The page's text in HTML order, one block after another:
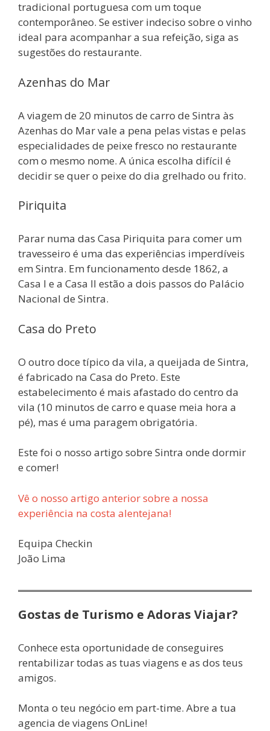
tradicional portuguesa com um toque
contemporâneo. Se estiver indeciso sobre o vinho
ideal para acompanhar a sua refeição, siga as
sugestões do restaurante.
Azenhas do Mar
A viagem de 20 minutos de carro de Sintra às
Azenhas do Mar vale a pena pelas vistas e pelas
especialidades de peixe fresco no restaurante
com o mesmo nome. A única escolha difícil é
decidir se quer o peixe do dia grelhado ou frito.
Piriquita
Parar numa das Casa Piriquita para comer um
travesseiro é uma das experiências imperdíveis
em Sintra. Em funcionamento desde 1862, a
Casa I e a Casa II estão a dois passos do Palácio
Nacional de Sintra.
Casa do Preto
O outro doce típico da vila, a queijada de Sintra,
é fabricado na Casa do Preto. Este
estabelecimento é mais afastado do centro da
vila (10 minutos de carro e quase meia hora a
pé), mas é uma paragem obrigatória.
Este foi o nosso artigo sobre Sintra onde dormir
e comer!
Vê o nosso artigo anterior sobre a nossa
experiência na costa alentejana!
Equipa Checkin
João Lima
Gostas de Turismo e Adoras Viajar?
Conhece esta oportunidade de conseguires
rentabilizar todas as tuas viagens e as dos teus
amigos.
Monta o teu negócio em part-time. Abre a tua
agencia de viagens OnLine!